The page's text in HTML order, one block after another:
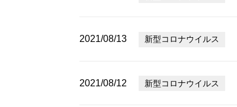
2021/08/13 新型コロナウイルス
2021/08/12 新型コロナウイルス